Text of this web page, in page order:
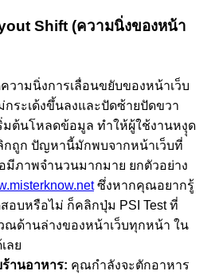
Shift (ความนิ่งของหน้า
วามนิ่งการเลื่อนขยับของหน้าเว็บ
กระเด้งขึ้นลงและปัดซ้ายปัดขวา
มต้นโหลดข้อมูล ทำให้ผู้ใช้งานหงุุด
ถูก ปัญหานี้มักพบจากหน้าเว็บที่
มีภาพจำนวนมากมาย ยกตัวอย่าง
ซึ่งหากคุณอยากรู้
อบหรือไม่ ก็คลิกปุ่ม PSI Test ที่
ณด้านล่างของหน้าเว็บทุกหน้า ใน
ลย
ร้านอาหาร: คุณกำลังจะตักอาหาร